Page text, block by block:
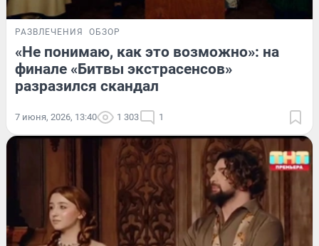
РАЗВЛЕЧЕНИЯ ОБЗОР
«Не понимаю, как это возможно»: на
финале «Битвы экстрасенсов»
разразился скандал
7 июня, 2026, 13:40 1 303 1